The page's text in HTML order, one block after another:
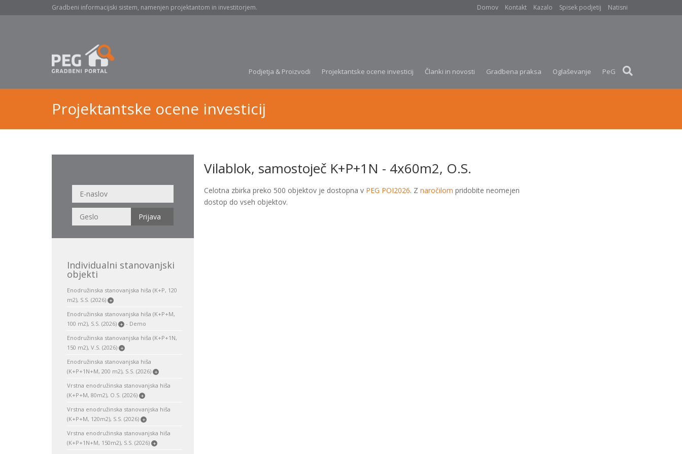
Gradbeni informacijski sistem, namenjen projektantom in investitorjem. Domov Kontakt Kazalo Spisek podjetij Natisni
Podjetja & Proizvodi Projektantske ocene investicij Članki in novosti Gradbena praksa Oglaševanje PeG
Projektantske ocene investicij
Individualni stanovanjski
objekti
Enodružinska stanovanjska hiša (K+P, 120
m2), S.S. (2026) +
Enodružinska stanovanjska hiša (K+P+M,
100 m2), S.S. (2026) + - Demo
Enodružinska stanovanjska hiša (K+P+1N,
150 m2), V.S. (2026) +
Enodružinska stanovanjska hiša
(K+P+1N+M, 200 m2), S.S. (2026) +
Vrstna enodružinska stanovanjska hiša
(K+P+M, 80m2), O.S. (2026) +
Vrstna enodružinska stanovanjska hiša
(K+P+M, 120m2), S.S. (2026) +
Vrstna enodružinska stanovanjska hiša
(K+P+1N+M, 150m2), S.S. (2026) +
Vilablok, samostoječ K+P+1N - 4x60m2, O.S.
Celotna zbirka preko 500 objektov je dostopna v PEG POI2026. Z naročilom pridobite neomejen
dostop do vseh objektov.